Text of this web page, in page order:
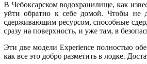
В Чебоксарском водохранилище, как
уйти обратно к себе домой. Чтобы не
сдерживающим ресурсом, способные
сразу на поверхность, и уже там, в
Эти две модели Experience полностью
как все это добро разметить в лодке.